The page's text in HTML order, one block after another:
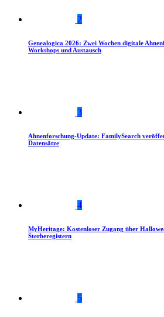
2
Genealogica 2026: Zwei Wochen digitale
Workshops und Austausch
3
Ahnenforschung-Update: FamilySearch
Datensätze
4
MyHeritage: Kostenloser Zugang über
Sterberegistern
5